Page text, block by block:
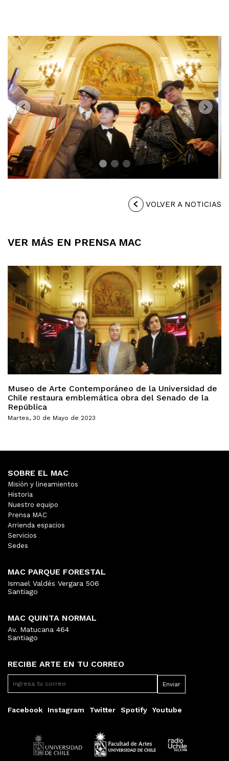
Previous Next
VOLVER A NOTICIAS
VER MÁS EN PRENSA MAC
Museo de Arte Contemporáneo de la Universidad de
Chile restaura emblemática obra del Senado de la
República
Martes, 30 de Mayo de 2023
RECIBE ARTE EN TU CORREO
Facebook Instagram Twitter Spotify Youtube
SOBRE EL MAC
Misión y lineamientos
Historia
Nuestro equipo
Prensa MAC
Arrienda espacios
Servicios
Sedes
MAC PARQUE FORESTAL
Ismael Valdés Vergara 506
Santiago
MAC QUINTA NORMAL
Av. Matucana 464
Santiago